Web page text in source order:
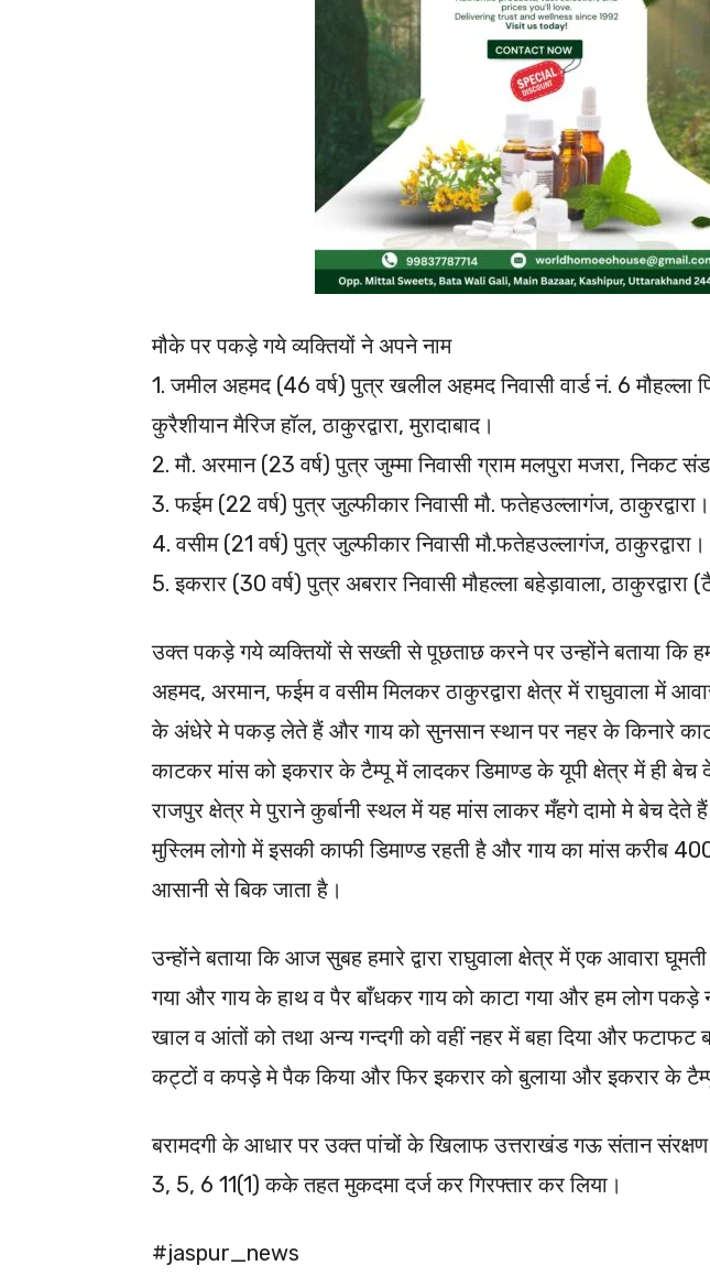
मौके पर पकड़े गये व्यक्तियों ने अपने नाम
1. जमील अहमद (46 वर्ष) पुत्र खलील अहमद निवासी वार्ड नं. 6 मौहल्ला
कुरैशीयान मैरिज हॉल, ठाकुरद्वारा, मुरादाबाद।
2. मौ. अरमान (23 वर्ष) पुत्र जुम्मा निवासी ग्राम मलपुरा मजरा, निकट
3. फईम (22 वर्ष) पुत्र जुल्फीकार निवासी मौ. फतेहउल्लागंज, ठाकुरद्वारा।
4. वसीम (21 वर्ष) पुत्र जुल्फीकार निवासी मौ.फतेहउल्लागंज, ठाकुरद्वारा।
5. इकरार (30 वर्ष) पुत्र अबरार निवासी मौहल्ला बहेड़ावाला, ठाकुरद्वारा
उक्त पकड़े गये व्यक्तियों से सख्ती से पूछताछ करने पर उन्होंने बताया कि
अहमद, अरमान, फईम व वसीम मिलकर ठाकुरद्वारा क्षेत्र में राघुवाला में
के अंधेरे मे पकड़ लेते हैं और गाय को सुनसान स्थान पर नहर के किनारे
काटकर मांस को इकरार के टैम्पू में लादकर डिमाण्ड के यूपी क्षेत्र में ही
राजपुर क्षेत्र मे पुराने कुर्बानी स्थल में यह मांस लाकर मँहगे दामो मे बेच देते
मुस्लिम लोगो में इसकी काफी डिमाण्ड रहती है और गाय का मांस करीब
आसानी से बिक जाता है।
उन्होंने बताया कि आज सुबह हमारे द्वारा राघुवाला क्षेत्र में एक आवारा
गया और गाय के हाथ व पैर बाँधकर गाय को काटा गया और हम लोग पकड़े
खाल व आंतों को तथा अन्य गन्दगी को वहीं नहर में बहा दिया और
कट्टों व कपड़े मे पैक किया और फिर इकरार को बुलाया और इकरार के
बरामदगी के आधार पर उक्त पांचों के खिलाफ उत्तराखंड गऊ संतान
3, 5, 6 11(1) कके तहत मुकदमा दर्ज कर गिरफ्तार कर लिया।
#jaspur_news